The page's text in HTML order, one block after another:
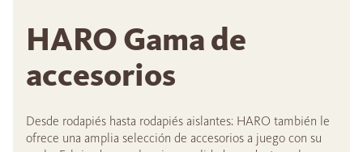
HARO Gama de
accesorios
Desde rodapiés hasta rodapiés aislantes: HARO también le
ofrece una amplia selección de accesorios a juego con su